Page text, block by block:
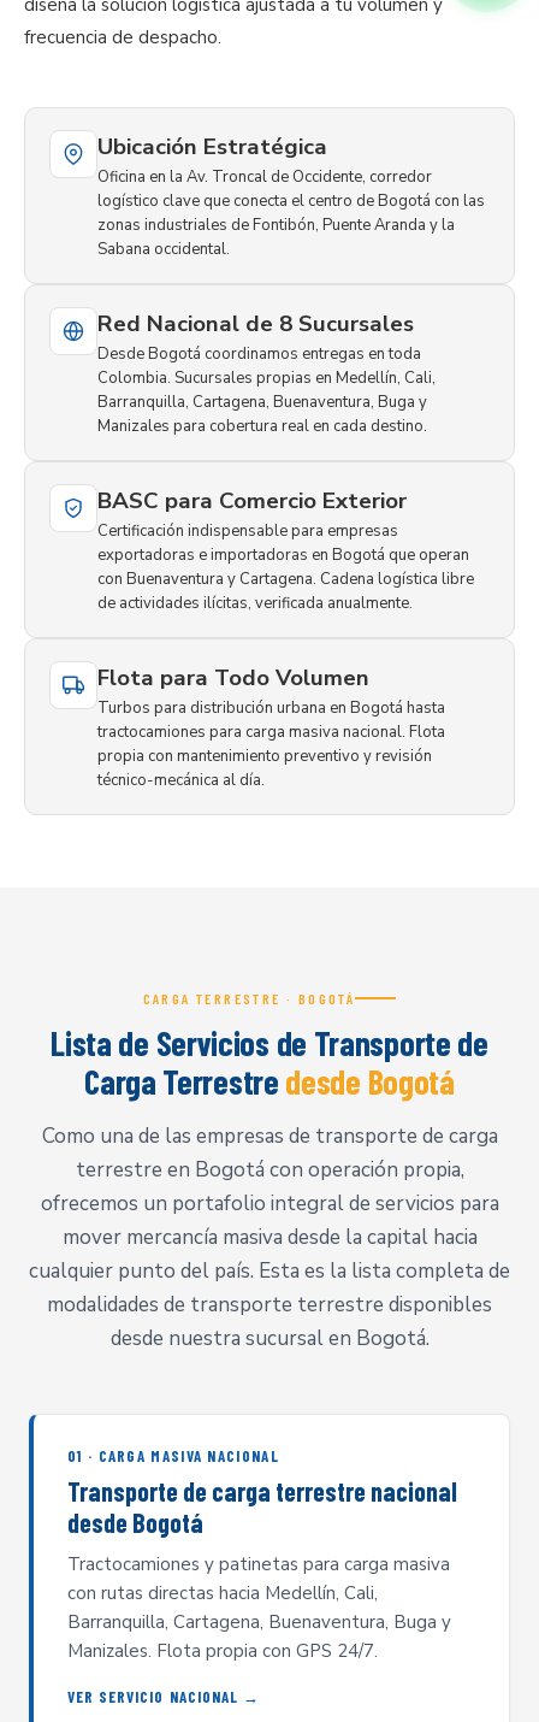
frecuencia de despacho.
Ubicación Estratégica
Oficina en la Av. Troncal de Occidente, corredor
logístico clave que conecta el centro de Bogotá con las
zonas industriales de Fontibón, Puente Aranda y la
Sabana occidental.
Red Nacional de 8 Sucursales
Desde Bogotá coordinamos entregas en toda
Colombia. Sucursales propias en Medellín, Cali,
Barranquilla, Cartagena, Buenaventura, Buga y
Manizales para cobertura real en cada destino.
BASC para Comercio Exterior
Certificación indispensable para empresas
exportadoras e importadoras en Bogotá que operan
con Buenaventura y Cartagena. Cadena logística libre
de actividades ilícitas, verificada anualmente.
Flota para Todo Volumen
Turbos para distribución urbana en Bogotá hasta
tractocamiones para carga masiva nacional. Flota
propia con mantenimiento preventivo y revisión
técnico-mecánica al día.
CARGA TERRESTRE · BOGOTÁ
Lista de Servicios de Transporte de
Carga Terrestre desde Bogotá
Como una de las empresas de transporte de carga
terrestre en Bogotá con operación propia,
ofrecemos un portafolio integral de servicios para
mover mercancía masiva desde la capital hacia
cualquier punto del país. Esta es la lista completa de
modalidades de transporte terrestre disponibles
desde nuestra sucursal en Bogotá.
01 · CARGA MASIVA NACIONAL
Transporte de carga terrestre nacional
desde Bogotá
Tractocamiones y patinetas para carga masiva
con rutas directas hacia Medellín, Cali,
Barranquilla, Cartagena, Buenaventura, Buga y
Manizales. Flota propia con GPS 24/7.
VER SERVICIO NACIONAL →